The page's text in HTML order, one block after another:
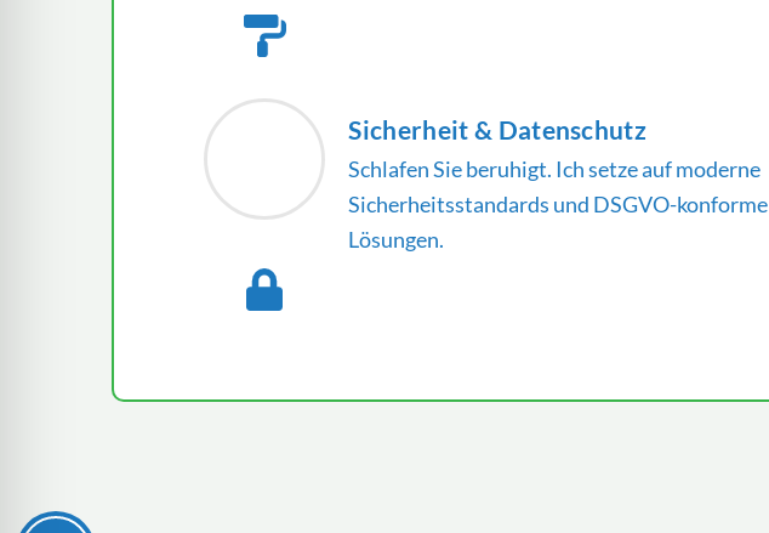
Sicherheit & Datenschutz
Schlafen Sie beruhigt. Ich setze auf moderne
Sicherheitsstandards und DSGVO-konforme
Lösungen.